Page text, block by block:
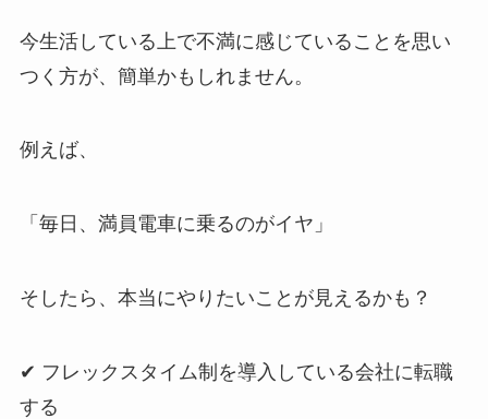
今生活している上で不満に感じていることを思い
つく方が、簡単かもしれません。
例えば、
「毎日、満員電車に乗るのがイヤ」
そしたら、本当にやりたいことが見えるかも？
✔ フレックスタイム制を導入している会社に転職
する